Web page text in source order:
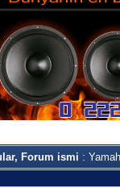
Forum ismi :